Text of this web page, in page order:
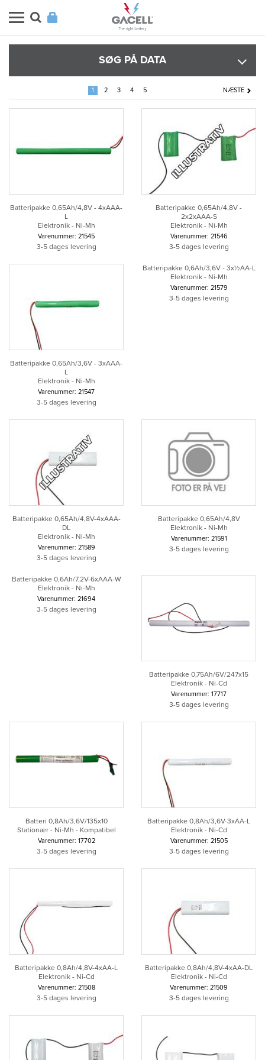
SØG PÅ DATA
NÆSTE
1 2 3 4 5
Batteripakke 0,65Ah/4,8V - 4xAAA-
L
Elektronik - Ni-Mh
Varenummer: 21545
3-5 dages levering
Batteripakke 0,65Ah/4,8V -
2x2xAAA-S
Elektronik - Ni-Mh
Varenummer: 21546
3-5 dages levering
Batteripakke 0,65Ah/3,6V - 3xAAA-
L
Elektronik - Ni-Mh
Varenummer: 21547
3-5 dages levering
Batteripakke 0,6Ah/3,6V - 3x½AA-L
Elektronik - Ni-Mh
Varenummer: 21579
3-5 dages levering
Batteripakke 0,65Ah/4,8V-4xAAA-
DL
Elektronik - Ni-Mh
Varenummer: 21589
3-5 dages levering
Batteripakke 0,65Ah/4,8V
Elektronik - Ni-Mh
Varenummer: 21591
3-5 dages levering
Batteripakke 0,6Ah/7,2V-6xAAA-W
Elektronik - Ni-Mh
Varenummer: 21694
3-5 dages levering
Batteripakke 0,75Ah/6V/247x15
Elektronik - Ni-Cd
Varenummer: 17717
3-5 dages levering
Batteri 0,8Ah/3,6V/135x10
Stationær - Ni-Mh - Kompatibel
Varenummer: 17702
3-5 dages levering
Batteripakke 0,8Ah/3,6V-3xAA-L
Elektronik - Ni-Cd
Varenummer: 21505
3-5 dages levering
Batteripakke 0,8Ah/4,8V-4xAA-L
Elektronik - Ni-Cd
Varenummer: 21508
3-5 dages levering
Batteripakke 0,8Ah/4,8V-4xAA-DL
Elektronik - Ni-Cd
Varenummer: 21509
3-5 dages levering